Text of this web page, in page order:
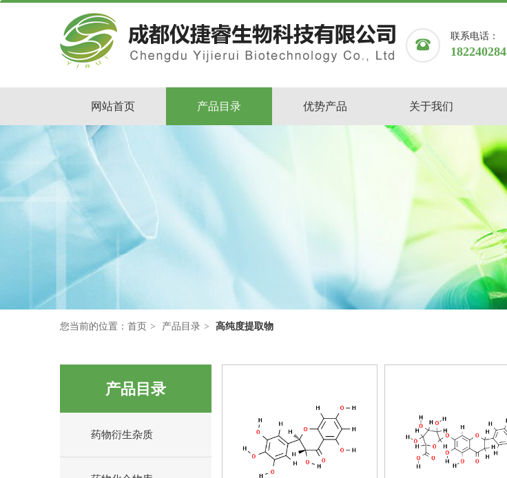
联系电话：
网站首页 产品目录 优势产品 关于我们
您当前的位置： 首页 产品目录 高纯度提取物
产品目录
药物衍生杂质